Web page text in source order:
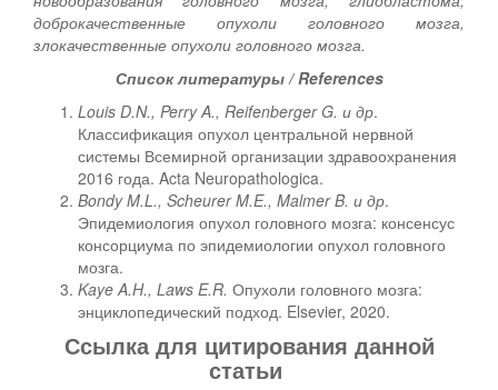
доброкачественные опухоли головного мозга,
злокачественные опухоли головного мозга.
Список литературы / References
Louis D.N., Perry A., Reifenberger G. и др.
Классификация опухол центральной нервной
системы Всемирной организации здравоохранения
2016 года. Acta Neuropathologica.
Bondy M.L., Scheurer M.E., Malmer B. и др.
Эпидемиология опухол головного мозга: консенсус
консорциума по эпидемиологии опухол головного
мозга.
Kaye A.H., Laws E.R. Опухоли головного мозга:
энциклопедический подход. Elsevier, 2020.
Ссылка для цитирования данной
статьи